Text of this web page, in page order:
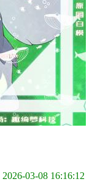
2026-03-08 16:16:12